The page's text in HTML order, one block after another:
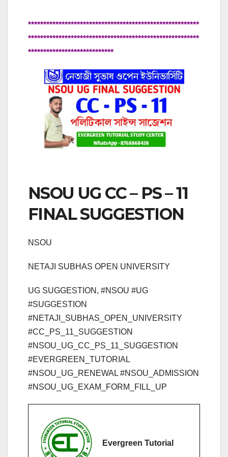
********************************************************
********************************************************
****************************
NSOU UG CC – PS – 11
FINAL SUGGESTION
NSOU
NETAJI SUBHAS OPEN UNIVERSITY
UG SUGGESTION, #NSOU #UG
#SUGGESTION
#NETAJI_SUBHAS_OPEN_UNIVERSITY
#CC_PS_11_SUGGESTION
#NSOU_UG_CC_PS_11_SUGGESTION
#EVERGREEN_TUTORIAL
#NSOU_UG_RENEWAL #NSOU_ADMISSION
#NSOU_UG_EXAM_FORM_FILL_UP
Evergreen Tutorial